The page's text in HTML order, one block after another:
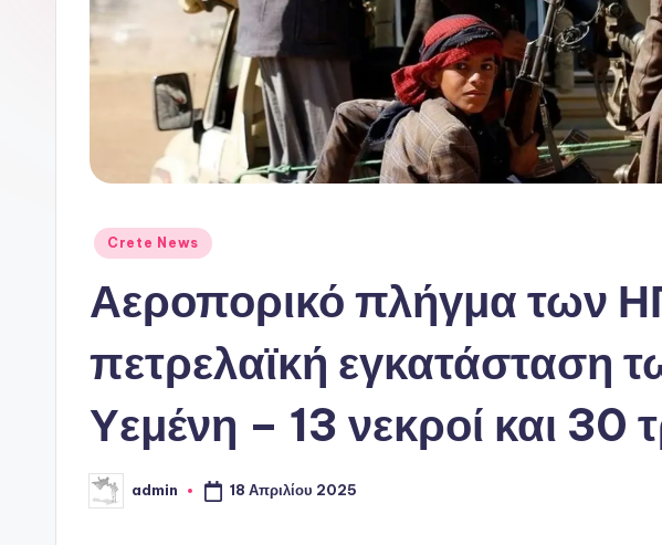
Αναρτήθηκε
Crete News
Αεροπορικό πλήγμα των
πετρελαϊκή εγκατάσταση
Υεμένη – 13 νεκροί και 30
Συγγραφέας:
admin 18 Απριλίου 2025